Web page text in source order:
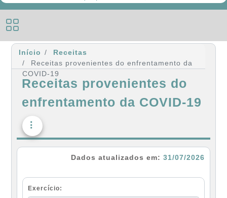
Início
Receitas
Receitas provenientes do enfrentamento da
COVID-19
Receitas provenientes do
enfrentamento da COVID-19
Dados atualizados em: 31/07/2026
Exercício: